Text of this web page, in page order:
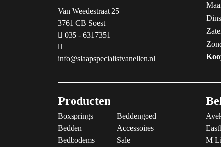
Van Weedestraat 25
3761 CB Soest
035 - 6317351
info@slaapspecialistvanellen.nl
Producten
Boxsprings
Bedden
Bedbodems
Beddengoed
Accessoires
Sale
M